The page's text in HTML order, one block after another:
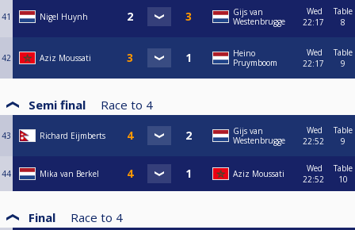
41 Nigel Huynh
Gijs van
Westenbrugge
Wed
22:17
Table
8
42 Aziz Moussati
Heino
Pruymboom
Wed
22:17
Table
9
Semi final Race to 4
43 Richard Eijmberts
Gijs van
Westenbrugge
Wed
22:52
Table
9
44 Mika van Berkel Aziz Moussati
Wed
22:52
Table
10
Final Race to 4